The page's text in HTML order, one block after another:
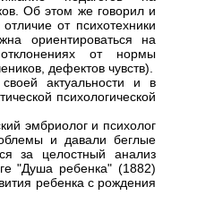
Об этом же говорил и
от психотехники
ориентироваться на
от нормы
дефектов чувств).
актуальности и в
психологической
эмбриолог и психолог
и давали беглые
за целостный анализ
"Душа ребенка" (1882)
ребенка с рождения